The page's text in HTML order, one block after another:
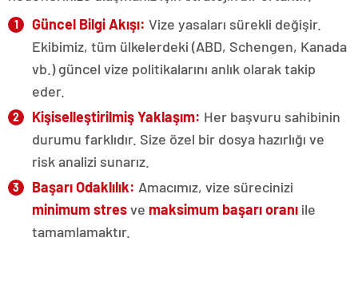
Güncel Bilgi Akışı: Vize yasaları sürekli değişir.
Ekibimiz, tüm ülkelerdeki (ABD, Schengen, Kanada
vb.) güncel vize politikalarını anlık olarak takip
eder.
Kişiselleştirilmiş Yaklaşım: Her başvuru sahibinin
durumu farklıdır. Size özel bir dosya hazırlığı ve
risk analizi sunarız.
Başarı Odaklılık: Amacımız, vize sürecinizi
minimum stresve maksimum başarı oranı ile
tamamlamaktır.